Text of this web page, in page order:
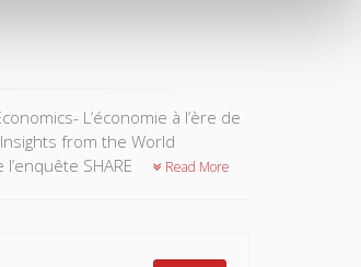
L’économie à l’ère de
from the World
SHARE
Read More